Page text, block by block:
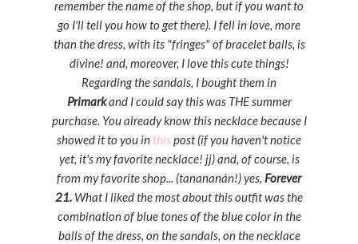
remember the name of the shop, but if you want to
go I'll tell you how to get there). I fell in love, more
than the dress, with its "fringes" of bracelet balls, is
divine! and, moreover, I love this cute things!
Regarding the sandals, I bought them in
Primarkand I could say this was THE summer
purchase. You already know this necklace because I
showed it to you in thispost (if you haven't notice
yet, it's my favorite necklace! jj) and, of course, is
from my favorite shop... (tanananán!) yes, Forever
21. What I liked the most about this outfit was the
combination of blue tones of the blue color in the
balls of the dress, on the sandals, on the necklace